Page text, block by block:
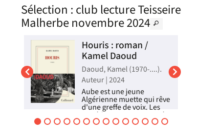
Sélection : club lecture Teisseire
Malherbe novembre 2024
Houris : roman /
Kamel Daoud
Daoud, Kamel (1970-....).
Auteur | 2024
Aube est une jeune
Algérienne muette qui rêve
d'une greffe de voix. Les
tragédies qui ont marqué
le pays, notamment la